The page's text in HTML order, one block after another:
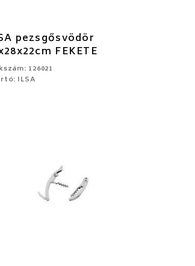
pezsgősvödör
FEKETE
126021
ILSA